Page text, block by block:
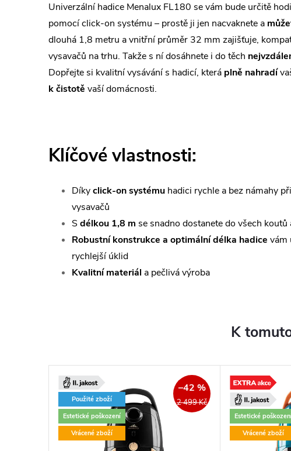
Univerzální hadice Menalux FL180 se vám bude určitě
pomocí click-on systému – prostě ji jen nacvaknete a
dlouhá 1,8 metru a vnitřní průměr 32 mm zajišťuje,
vysavačů na trhu. Takže s ní dosáhnete i do těch
Dopřejte si kvalitní vysávání s hadicí, která plně nahradí
k čistotě vaší domácnosti.
Klíčové vlastnosti:
Díkyclick-on systému hadici rychle a bez námahy
vysavačů
S délkou 1,8 m se snadno dostanete do všech koutů
Robustní konstrukce a optimální délka hadice vám
rychlejší úklid
Kvalitní materiál a pečlivá výroba
K
Použité zboží
Estetické poškození
Vrácené zboží
2 499 Kč
–42 %
Estetické
Vrácené zboží